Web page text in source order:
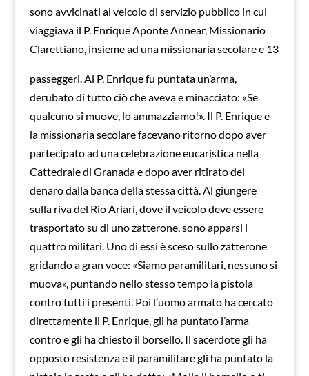
sono avvicinati al veicolo di servizio pubblico in cui
viaggiava il P. Enrique Aponte Annear, Missionario
Clarettiano, insieme ad una missionaria secolare e 13
passeggeri. Al P. Enrique fu puntata un’arma,
derubato di tutto ciò che aveva e minacciato: «Se
qualcuno si muove, lo ammazziamo!». Il P. Enrique e
la missionaria secolare facevano ritorno dopo aver
partecipato ad una celebrazione eucaristica nella
Cattedrale di Granada e dopo aver ritirato del
denaro dalla banca della stessa città. Al giungere
sulla riva del Rio Ariari, dove il veicolo deve essere
trasportato su di uno zatterone, sono apparsi i
quattro militari. Uno di essi è sceso sullo zatterone
gridando a gran voce: «Siamo paramilitari, nessuno si
muova», puntando nello stesso tempo la pistola
contro tutti i presenti. Poi l’uomo armato ha cercato
direttamente il P. Enrique, gli ha puntato l’arma
contro e gli ha chiesto il borsello. Il sacerdote gli ha
opposto resistenza e il paramilitare gli ha puntato la